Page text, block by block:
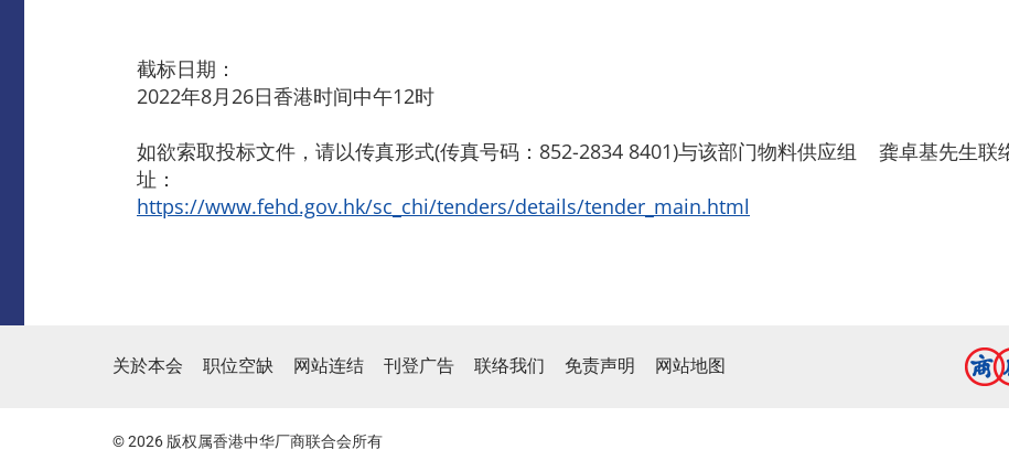
截标日期：
2022年8月26日香港时间中午12时
如欲索取投标文件，请以传真形式(传真号码：852-2834 8401)与该部门物料供应组 龚卓基先生联
址：
https://www.fehd.gov.hk/sc_chi/tenders/details/tender_main.html
关於本会 职位空缺 网站连结 刊登广告 联络我们 免责声明 网站地图
© 2026 版权属香港中华厂商联合会所有